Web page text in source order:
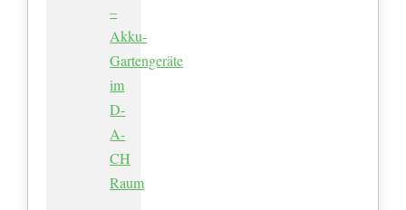
–
Akku-
Gartengeräte
im
D-
A-
CH
Raum